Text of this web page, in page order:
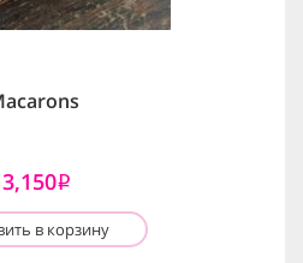
3,150i
в корзину